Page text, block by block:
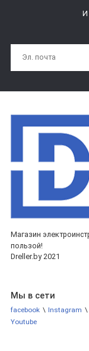
И
Магазин
пользой!
Dreller.by 2021
Мы в сети
facebook \ Instagram \
Youtube